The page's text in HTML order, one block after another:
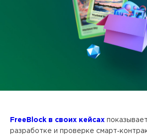
FreeBlock в своих кейсах
разработке и проверке